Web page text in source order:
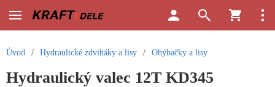
Úvod / Hydraulické zdviháky a lisy / Ohýbačky a lisy
Hydraulický valec 12T KD345